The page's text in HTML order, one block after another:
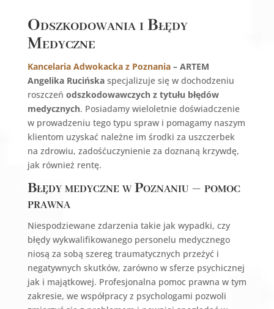
Odszkodowania i Błędy
Medyczne
Kancelaria Adwokacka z Poznania– ARTEM
Angelika Rucińskaspecjalizuje się w dochodzeniu
roszczeń odszkodowawczych z tytułu błędów
medycznych. Posiadamy wieloletnie doświadczenie
w prowadzeniu tego typu spraw i pomagamy naszym
klientom uzyskać należne im środki za uszczerbek
na zdrowiu, zadośćuczynienie za doznaną krzywdę,
jak również rentę.
Błędy medyczne w Poznaniu – pomoc
prawna
Niespodziewane zdarzenia takie jak wypadki, czy
błędy wykwalifikowanego personelu medycznego
niosą za sobą szereg traumatycznych przeżyć i
negatywnych skutków, zarówno w sferze psychicznej
jak i majątkowej. Profesjonalna pomoc prawna w tym
zakresie, we współpracy z psychologami pozwoli